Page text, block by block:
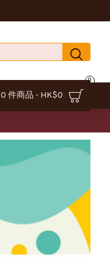
0 件商品 - HK$0
0